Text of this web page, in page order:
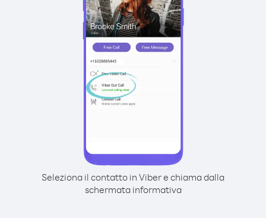
Seleziona il contatto in Viber e chiama dalla
schermata informativa